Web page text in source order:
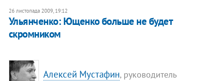
26 листопада 2009, 19:12
Ульянченко: Ющенко больше не будет
скромником
Алексей Мустафин, руководитель